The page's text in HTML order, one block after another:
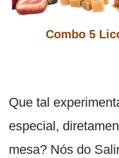
Combo 5
Que tal
especial,
mesa? Nós do